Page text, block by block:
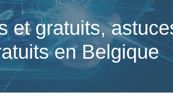
et gratuits,
en Belgique